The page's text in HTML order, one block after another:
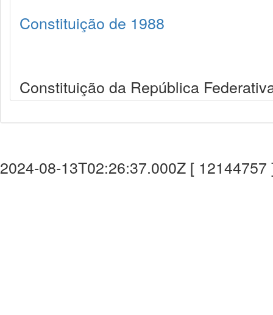
Constituição de 1988
Constituição da República
2024-08-13T02:26:37.000Z [ 12144757